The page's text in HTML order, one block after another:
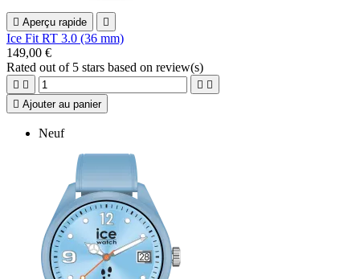
 Aperçu rapide 
Ice Fit RT 3.0 (36 mm)
149,00 €
Rated out of 5 stars based on review(s)
   
 Ajouter au panier
Neuf